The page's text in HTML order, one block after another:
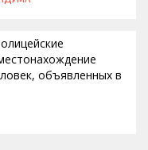
объявленных в